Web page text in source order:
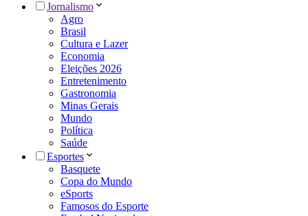
Jornalismo
Agro
Brasil
Cultura e Lazer
Economia
Eleições 2026
Entretenimento
Gastronomia
Minas Gerais
Mundo
Política
Saúde
Esportes
Basquete
Copa do Mundo
eSports
Famosos do Esporte